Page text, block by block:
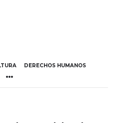
DERECHOS HUMANOS